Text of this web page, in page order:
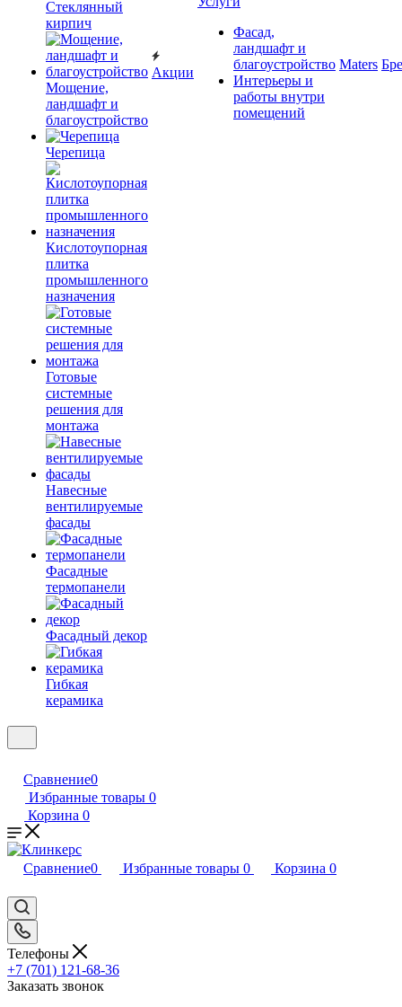
Cтеклянный
кирпич
Мощение,
ландшафт и
благоустройство
Черепица
Кислотоупорная
плитка
промышленного
назначения
Готовые
системные
решения для
монтажа
Навесные
вентилируемые
фасады
Фасадные
термопанели
Фасадный декор
Гибкая
керамика
Акции
Фасад,
ландшафт и
благоустройство
Интерьеры и
работы внутри
помещений
Maters
Сравнение0
Избранные товары 0
Корзина 0
Сравнение0 Избранные товары 0 Корзина 0
Телефоны
+7 (701) 121-68-36
Заказать звонок